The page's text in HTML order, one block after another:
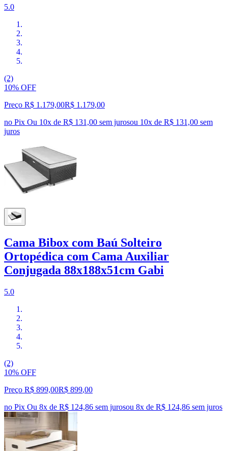
5.0
(2)
10% OFF
Preço R$ 1.179,00R$ 1.179,00
no Pix Ou 10x de R$ 131,00 sem jurosou 10x de R$ 131,00 sem
juros
Cama Bibox com Baú Solteiro
Ortopédica com Cama Auxiliar
Conjugada 88x188x51cm Gabi
5.0
(2)
10% OFF
Preço R$ 899,00R$ 899,00
no Pix Ou 8x de R$ 124,86 sem jurosou 8x de R$ 124,86 sem juros